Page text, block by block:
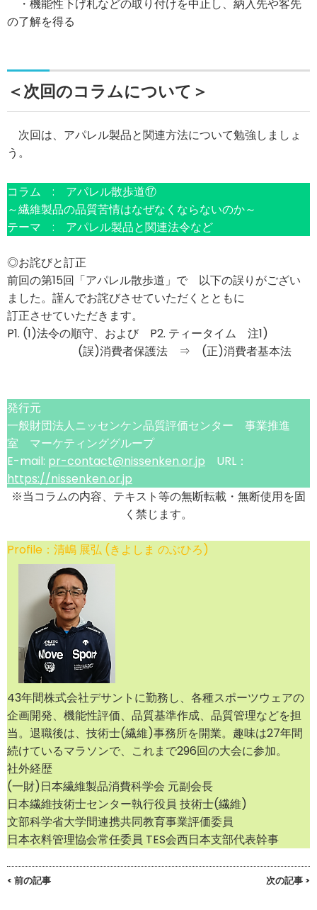
・機能性下げ札などの取り付けを中止し、納入先や客先
の了解を得る
＜次回のコラムについて＞
次回は、アパレル製品と関連方法について勉強しましょ
う。
コラム : アパレル散歩道⑰
～繊維製品の品質苦情はなぜなくならないのか～
テーマ : アパレル製品と関連法令など
◎お詫びと訂正
前回の第15回「アパレル散歩道」で 以下の誤りがござい
ました。謹んでお詫びさせていただくとともに
訂正させていただきます。
P1. (1)法令の順守、および P2. ティータイム 注1)
(誤)消費者保護法 ⇒ (正)消費者基本法
発行元
一般財団法人ニッセンケン品質評価センター 事業推進
室 マーケティンググループ
E-mail: pr-contact@nissenken.or.jp URL：
https://nissenken.or.jp
※当コラムの内容、テキスト等の無断転載・無断使用を固
く禁じます。
Profile：清嶋 展弘 (きよしま のぶひろ)
43年間株式会社デサントに勤務し、各種スポーツウェアの
企画開発、機能性評価、品質基準作成、品質管理などを担
当。退職後は、技術士(繊維)事務所を開業。趣味は27年間
続けているマラソンで、これまで296回の大会に参加。
社外経歴
(一財)日本繊維製品消費科学会 元副会長
日本繊維技術士センター執行役員 技術士(繊維)
文部科学省大学間連携共同教育事業評価委員
日本衣料管理協会常任委員 TES会西日本支部代表幹事
< 前の記事 次の記事 >